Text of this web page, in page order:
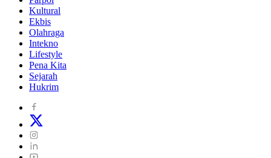
Kultural
Ekbis
Olahraga
Intekno
Lifestyle
Pena Kita
Sejarah
Hukrim